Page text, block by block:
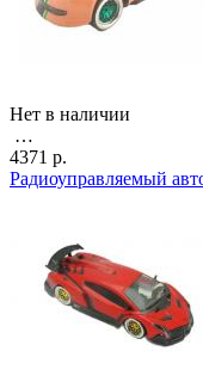
Нет в наличии
…
4371 р.
Радиоуправляемый